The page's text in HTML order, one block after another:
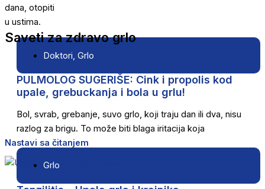
dana, otopiti
u ustima.
Saveti za zdravo grlo
Doktori Grlo
PULMOLOG SUGERIŠE: Cink i propolis kod
upale, grebuckanja i bola u grlu!
Bol, svrab, grebanje, suvo grlo, koji traju dan ili dva, nisu
razlog za brigu. To može biti blaga iritacija koja
Nastavi sa čitanjem
Grlo